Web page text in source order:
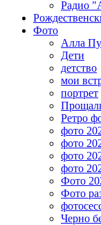
Радио
Фото
Алла
Дети
детство
мои
портрет
Ретро
фото
фото
фото
фото
Фото
Фото
Черно